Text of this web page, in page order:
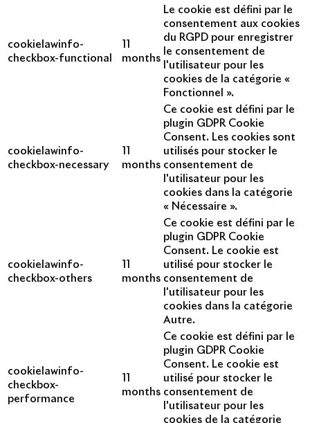
cookielawinfo-
checkbox-functional
months
Le cookie est défini par le
consentement aux cookies
du RGPD pour enregistrer
le consentement de
l'utilisateur pour les
cookies de la catégorie «
Fonctionnel ».
cookielawinfo-
checkbox-necessary
months
Ce cookie est défini par le
plugin GDPR Cookie
Consent. Les cookies sont
utilisés pour stocker le
consentement de
l'utilisateur pour les
cookies dans la catégorie
« Nécessaire ».
cookielawinfo-
checkbox-others
months
Ce cookie est défini par le
plugin GDPR Cookie
Consent. Le cookie est
utilisé pour stocker le
consentement de
l'utilisateur pour les
cookies dans la catégorie
Autre.
cookielawinfo-
checkbox-
performance
months
Ce cookie est défini par le
plugin GDPR Cookie
Consent. Le cookie est
utilisé pour stocker le
consentement de
l'utilisateur pour les
cookies de la catégorie